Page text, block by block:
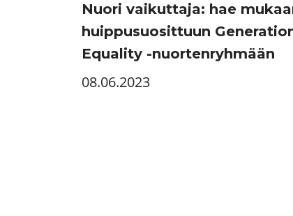
Nuori vaikuttaja: hae
huippusuosittuun
Equality -nuortenryhmään
08.06.2023